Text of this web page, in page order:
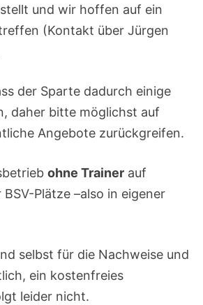
und wir hoffen auf ein
(Kontakt über Jürgen
der Sparte dadurch einige
daher bitte möglichst auf
Angebote zurückgreifen.
ohne Trainerauf
Plätze –also in eigener
selbst für die Nachweise und
ein kostenfreies
leider nicht.